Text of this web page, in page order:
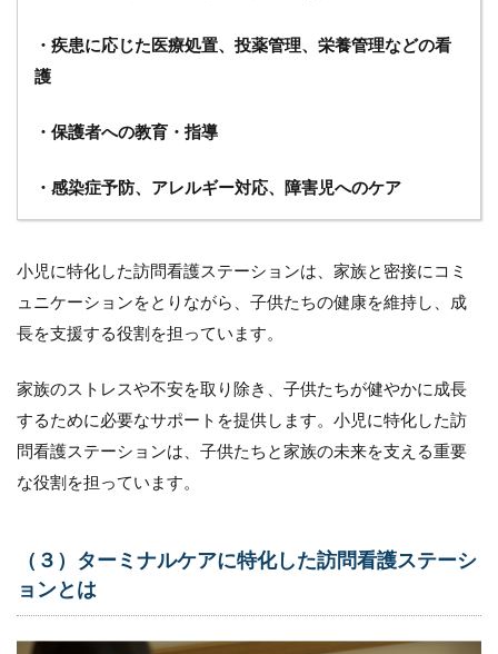
と
へ
営
リ
ッ
4.1
（１）
売上の
増加
4.2
競合力
の強化
4.3
得の容
易化
・疾患に応じた医療処置、投薬管理、栄養管理などの看
護
・保護者への教育・指導
・感染症予防、アレルギー対応、障害児へのケア
小児に特化した訪問看護ステーションは、家族と密接にコミ
ュニケーションをとりながら、子供たちの健康を維持し、成
長を支援する役割を担っています。
家族のストレスや不安を取り除き、子供たちが健やかに成長
するために必要なサポートを提供します。小児に特化した訪
問看護ステーションは、子供たちと家族の未来を支える重要
な役割を担っています。
（３）ターミナルケアに特化した訪問看護ステーシ
ョンとは